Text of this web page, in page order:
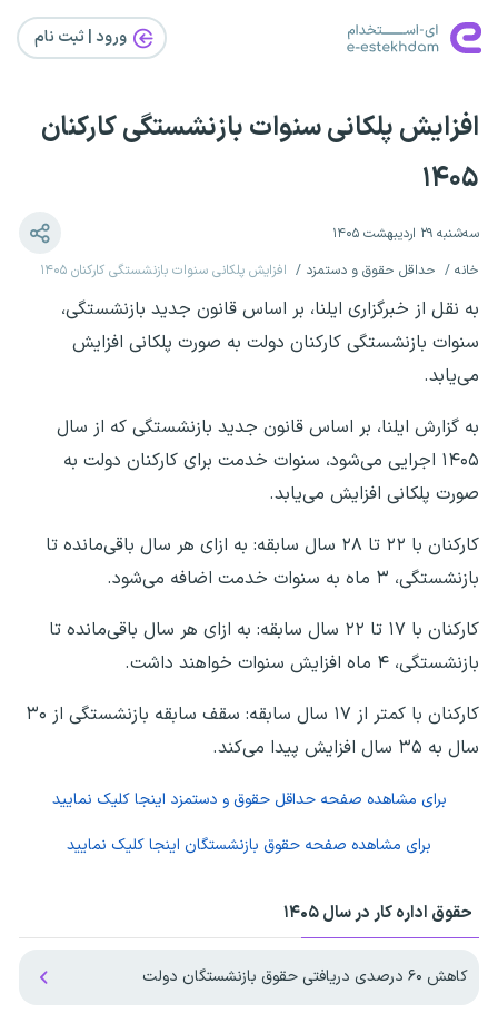
ورود | ثبت‌ نام
افزایش پلکانی سنوات بازنشستگی کارکنان
۱۴۰۵
سه‌شنبه ۲۹ اردیبهشت ۱۴۰۵
خانه
حداقل حقوق و دستمزد افزایش پلکانی سنوات بازنشستگی کارکنان ۱۴۰۵
به نقل از خبرگزاری ایلنا، بر اساس قانون جدید بازنشستگی،
سنوات بازنشستگی کارکنان دولت به صورت پلکانی افزایش
می‌یابد.
به گزارش ایلنا، بر اساس قانون جدید بازنشستگی که از سال
۱۴۰۵ اجرایی می‌شود، سنوات خدمت برای کارکنان دولت به
صورت پلکانی افزایش می‌یابد.
کارکنان با ۲۲ تا ۲۸ سال سابقه: به ازای هر سال باقی‌مانده تا
بازنشستگی، ۳ ماه به سنوات خدمت اضافه می‌شود.
کارکنان با ۱۷ تا ۲۲ سال سابقه: به ازای هر سال باقی‌مانده تا
بازنشستگی، ۴ ماه افزایش سنوات خواهند داشت.
کارکنان با کمتر از ۱۷ سال سابقه: سقف سابقه بازنشستگی از ۳۰
سال به ۳۵ سال افزایش پیدا می‌کند.
برای مشاهده صفحه حداقل حقوق و دستمزد اینجا کلیک نمایید
برای مشاهده صفحه حقوق بازنشستگان اینجا کلیک نمایید
حقوق اداره کار در سال ۱۴۰۵
کاهش ۶۰ درصدی دریافتی حقوق بازنشستگان دولت